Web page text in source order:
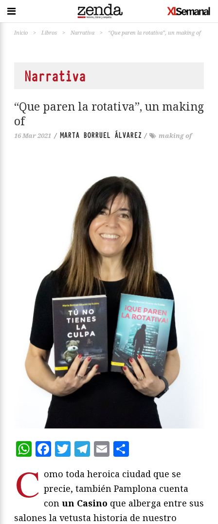
Inicio > Libros > Narrativa > “Que paren la rotativa”, un making of
Narrativa
“Que paren la rotativa”, un making
of
16 Mar 2021 / MARTA BORRUEL ÁLVAREZ / making of
WhatsApp
Facebook
Twitter
Telegram
Email
C omo toda heroica ciudad que se
precie, también Pamplona cuenta
con un Casino que alberga entre sus
salones la vetusta historia de nuestro